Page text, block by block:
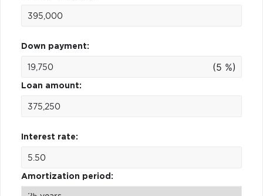
Down payment:
(5 %)
Loan amount:
Interest rate:
Amortization period: